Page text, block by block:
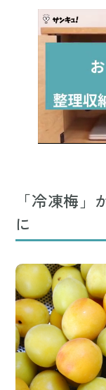
「冷凍梅
に